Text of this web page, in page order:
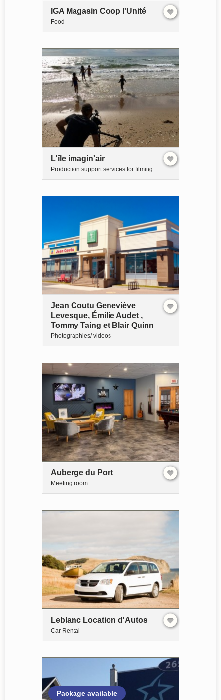
IGA Magasin Coop l'Unité
Food
L'île imagin'air
Production support services for filming
Jean Coutu Geneviève
Levesque, Émilie Audet ,
Tommy Taing et Blair Quinn
Photographies/ videos
Auberge du Port
Meeting room
Leblanc Location d'Autos
Car Rental
Package available